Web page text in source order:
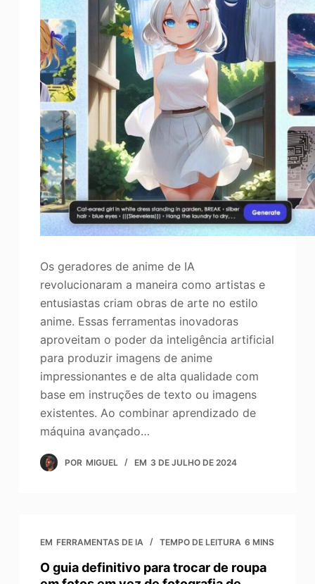
Os geradores de anime de IA
revolucionaram a maneira como artistas e
entusiastas criam obras de arte no estilo
anime. Essas ferramentas inovadoras
aproveitam o poder da inteligência artificial
para produzir imagens de anime
impressionantes e de alta qualidade com
base em instruções de texto ou imagens
existentes. Ao combinar aprendizado de
máquina avançado…
POR MIGUEL EM 3 DE JULHO DE 2024
EM FERRAMENTAS DE IA TEMPO DE LEITURA 6 MINS
O guia definitivo para trocar de roupa